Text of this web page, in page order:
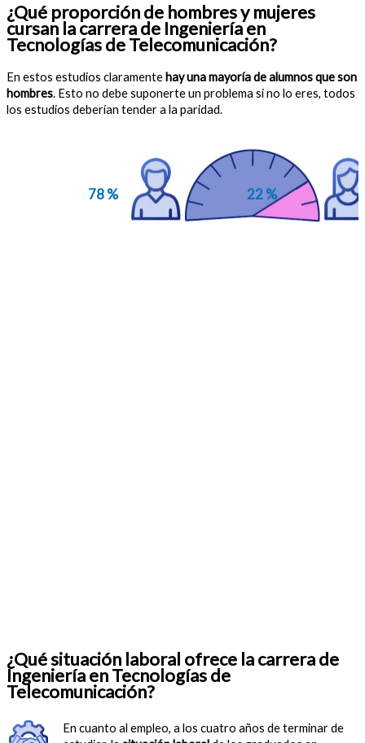
¿Qué proporción de hombres y mujeres
cursan la carrera de Ingeniería en
Tecnologías de Telecomunicación?
En estos estudios claramentehay una mayoría de alumnos que son
hombres. Esto no debe suponerte un problema si no lo eres, todos
los estudios deberían tender a la paridad.
78 % 22 %
¿Qué situación laboral ofrece la carrera de
Ingeniería en Tecnologías de
Telecomunicación?
En cuanto al empleo, a los cuatro años de terminar de